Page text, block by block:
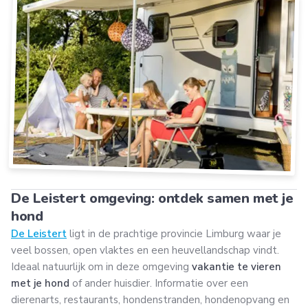
De Leistert omgeving: ontdek samen met je
hond
De Leistert ligt in de prachtige provincie Limburg waar je
veel bossen, open vlaktes en een heuvellandschap vindt.
Ideaal natuurlijk om in deze omgeving vakantie te vieren
met je hond of ander huisdier. Informatie over een
dierenarts, restaurants, hondenstranden, hondenopvang en